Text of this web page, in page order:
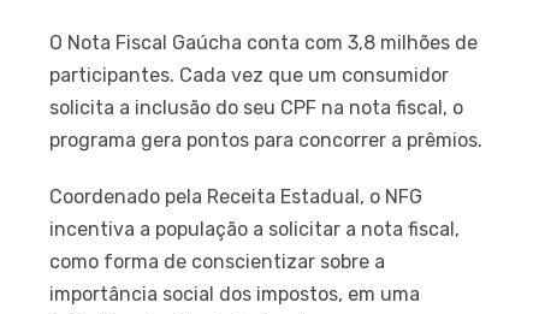
O Nota Fiscal Gaúcha conta com 3,8 milhões de
participantes. Cada vez que um consumidor
solicita a inclusão do seu CPF na nota fiscal, o
programa gera pontos para concorrer a prêmios.
Coordenado pela Receita Estadual, o NFG
incentiva a população a solicitar a nota fiscal,
como forma de conscientizar sobre a
importância social dos impostos, em uma